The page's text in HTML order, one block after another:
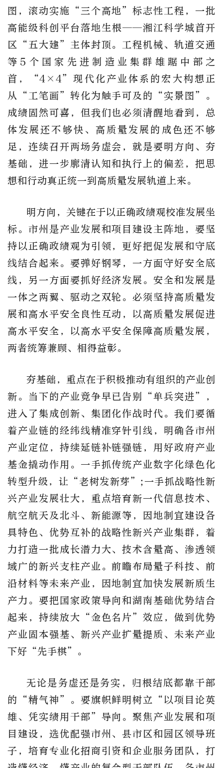
图，滚动实施“三个高地”标志性工程，一批
高能级科创平台落地生根——湘江科学城首开
区“五大建”主体封顶。工程机械、轨道交通
等5个国家先进制造业集群雄踞中部之
首，“4×4”现代化产业体系的宏大构想正
从“工笔画”转化为触手可及的“实景图”。
成绩固然可喜，但我们也必须清醒地看到，总
体发展还不够快、高质量发展的成色还不够
足，连续召开两场务虚会，就是要明方向、夯
基础，进一步廓清认知和执行上的偏差，把思
想和行动真正统一到高质量发展轨道上来。
明方向，关键在于以正确政绩观校准发展坐
标。市州是产业发展和项目建设主阵地，要坚
持以正确政绩观为引领，更好把促发展和守底
线结合起来。要弹好钢琴，一方面守好安全底
线，另一方面要抓好经济发展。安全和发展是
一体之两翼、驱动之双轮。必须坚持高质量发
展和高水平安全良性互动，以高质量发展促进
高水平安全，以高水平安全保障高质量发展，
两者统筹兼顾、相得益彰。
夯基础，重点在于积极推动有组织的产业创
新。当下的产业竞争早已告别“单兵突进”，
进入了集成创新、集团化作战时代。我们要循
着产业链的经纬线精准穿针引线，明确各市州
产业定位，持续延链补链强链，用好政府产业
基金撬动作用。一手抓传统产业数字化绿色化
转型升级，让“老树发新芽”;一手抓战略性新
兴产业发展壮大，重点培育新一代信息技术、
航空航天及北斗、新能源等，因地制宜建设各
具特色、优势互补的战略性新兴产业集群，着
力打造一批成长潜力大、技术含量高、渗透领
域广的新兴支柱产业。前瞻布局量子科技、前
沿材料等未来产业，因地制宜加快发展新质生
产力。要把国家政策导向和湖南基础优势结合
起来，持续放大“金色名片”效应，做到优势
产业固本强基、新兴产业扩量提质、未来产业
下好“先手棋”。
无论是务虚还是务实，归根结底都靠干部
的“精气神”。要旗帜鲜明树立“以项目论英
雄、凭实绩用干部”导向。聚焦产业发展和项
目建设，选优配强市州、县市区和园区领导班
子，培育专业化招商引资和企业服务团队，打